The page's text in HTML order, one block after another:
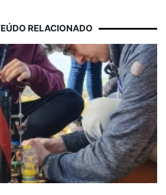
RELACIONADO